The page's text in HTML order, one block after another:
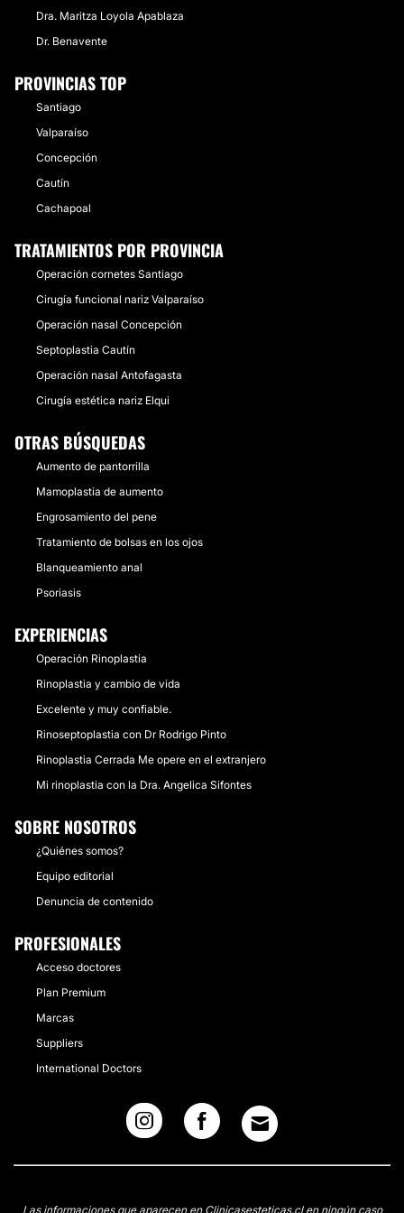
Dra. Maritza Loyola Apablaza
Dr. Benavente
PROVINCIAS TOP
Santiago
Valparaíso
Concepción
Cautín
Cachapoal
TRATAMIENTOS POR PROVINCIA
Operación cornetes Santiago
Cirugía funcional nariz Valparaíso
Operación nasal Concepción
Septoplastia Cautín
Operación nasal Antofagasta
Cirugía estética nariz Elqui
OTRAS BÚSQUEDAS
Aumento de pantorrilla
Mamoplastia de aumento
Engrosamiento del pene
Tratamiento de bolsas en los ojos
Blanqueamiento anal
Psoriasis
EXPERIENCIAS
Operación Rinoplastia
Rinoplastia y cambio de vida
Excelente y muy confiable.
Rinoseptoplastia con Dr Rodrigo Pinto
Rinoplastia Cerrada Me opere en el extranjero
Mi rinoplastia con la Dra. Angelica Sifontes
SOBRE NOSOTROS
¿Quiénes somos?
Equipo editorial
Denuncia de contenido
PROFESIONALES
Acceso doctores
Plan Premium
Marcas
Suppliers
International Doctors
Las informaciones que aparecen en Clinicasesteticas.cl en ningún caso